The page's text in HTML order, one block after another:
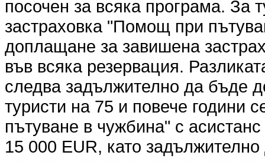
посочен за всяка програма. За
застраховка "Помощ при
доплащане за завишена
във всяка резервация.
следва задължително да бъде
туристи на 75 и повече години
пътуване в чужбина" с
15 000 EUR, като